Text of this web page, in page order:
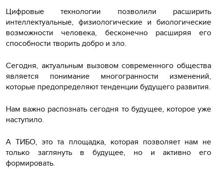
Цифровые технологии позволили расширить
интеллектуальные, физиологические и биологические
возможности человека, бесконечно расширяя его
способности творить добро и зло.
Сегодня, актуальным вызовом современного общества
является понимание многогранности изменений,
которые предопределяют тенденции будущего развития.
Нам важно распознать сегодня то будущее, которое уже
наступило.
А ТИБО, это та площадка, которая позволяет нам не
только заглянуть в будущее, но и активно его
формировать.